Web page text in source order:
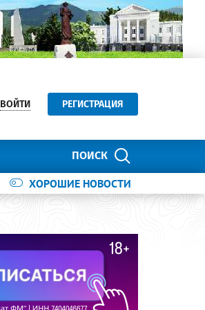
ВОЙТИ РЕГИСТРАЦИЯ
ПОИСК
ХОРОШИЕ НОВОСТИ